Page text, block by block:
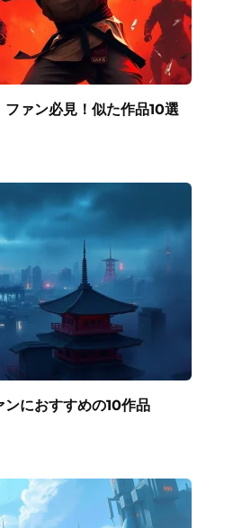
ファン必見！似た作品10選
ンにおすすめの10作品